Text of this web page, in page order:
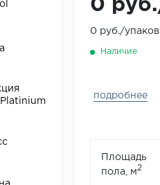
0
0 руб./
Наличие
подробнее
Площадь
пола, м2